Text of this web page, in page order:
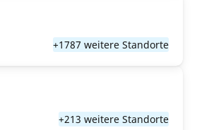
+1787 weitere Standorte
+213 weitere Standorte